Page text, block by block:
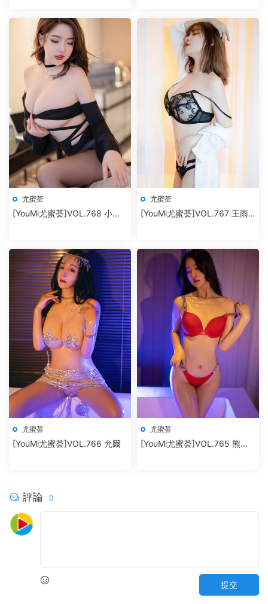
尤蜜荟
[YouMi尤蜜荟]VOL.768 小海
尤蜜荟
[YouMi尤蜜荟]VOL.767 王雨
尤蜜荟
[YouMi尤蜜荟]VOL.766 允爾
尤蜜荟
[YouMi尤蜜荟]VOL.765 熊小
評論 0
提交